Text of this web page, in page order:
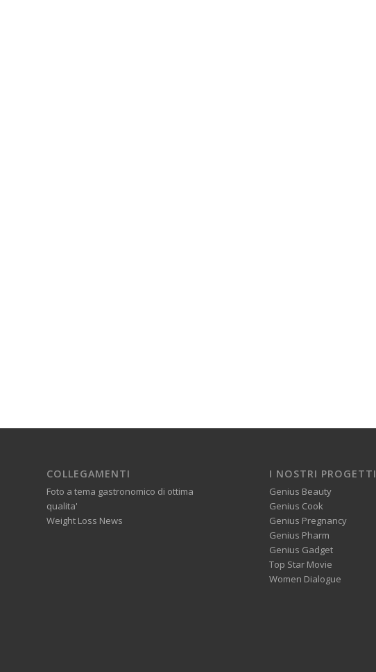
COLLEGAMENTI
Foto a tema gastronomico di ottima
qualita'
Weight Loss News
I NOSTRI PROGETTI
Genius Beauty
Genius Cook
Genius Pregnancy
Genius Pharm
Genius Gadget
Top Star Movie
Women Dialogue